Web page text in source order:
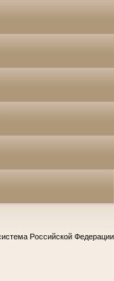
Российской